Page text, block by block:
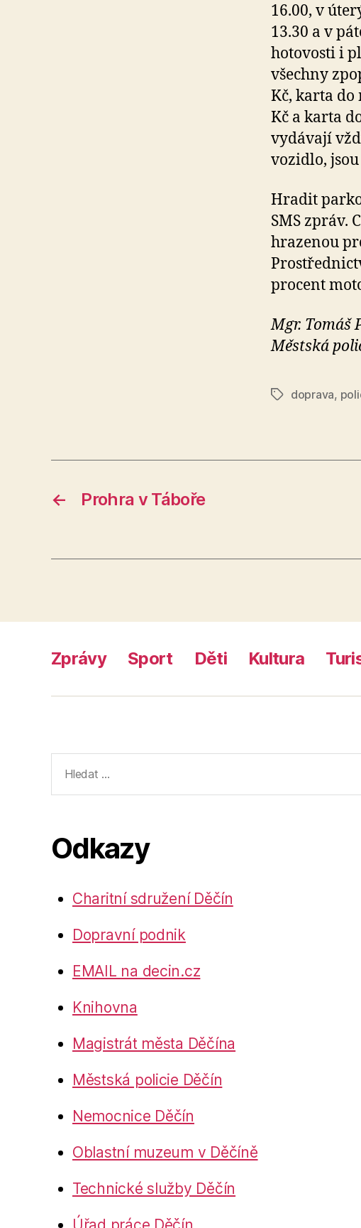
16.00, v
13.30 a v
hotovosti i
všechny
Kč, karta do
Kč a karta
vydávají
vozidlo,
Hradit
SMS zpráv.
hrazenou
procent
Mgr. Tomáš
Městská
Štítkydoprava,
← Prohra v Táboře
Zprávy Sport Děti Kultura
vyhledávání:
Odkazy
Charitní sdružení Děčín
Dopravní podnik
EMAIL na decin.cz
Knihovna
Magistrát města Děčína
Městská policie Děčín
Nemocnice Děčín
Oblastní muzeum v Děčíně
Technické služby Děčín